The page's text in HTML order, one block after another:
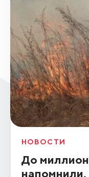
НОВОСТИ
До